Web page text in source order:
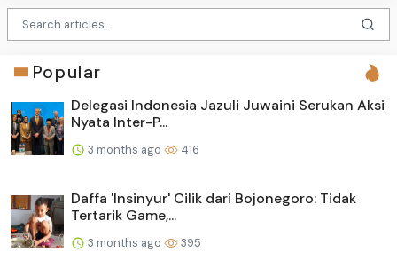
Popular
Delegasi Indonesia Jazuli Juwaini Serukan Aksi
Nyata Inter-P...
3 months ago 416
Daffa 'Insinyur' Cilik dari Bojonegoro: Tidak
Tertarik Game,...
3 months ago 395